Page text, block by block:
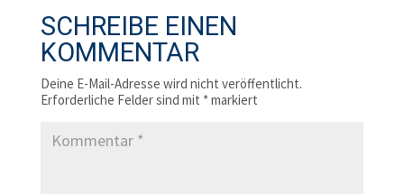
SCHREIBE EINEN
KOMMENTAR
Deine E-Mail-Adresse wird nicht veröffentlicht.
Erforderliche Felder sind mit *markiert